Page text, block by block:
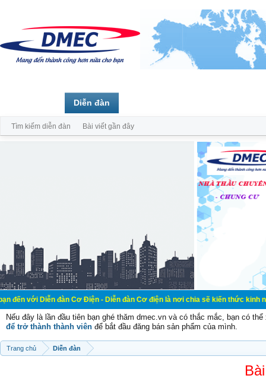
đàn Cơ Điện - Diễn đàn Cơ điện là nơi chia sẽ kiến thức kinh nghiệm
Nếu đây là lần đầu tiên bạn ghé thăm dmec.vn và có thắc mắc, bạn có
để trở thành thành viên để bắt đầu đăng bán sản phẩm của mình.
Trang chủ Diễn đàn
Diễn đàn
Tìm kiếm diễn đàn Bài viết gần đây